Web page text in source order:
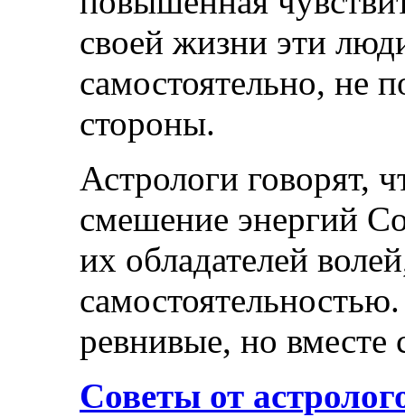
своей жизни эти
самостоятельно, не
стороны.
Астрологи говорят,
смешение энергий
их обладателей
ревнивые, но
Советы от